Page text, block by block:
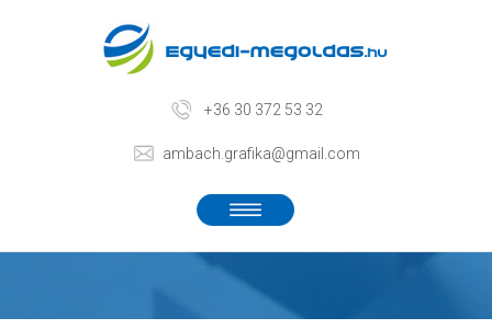
+36 30 372 53 32
ambach.grafika@gmail.com